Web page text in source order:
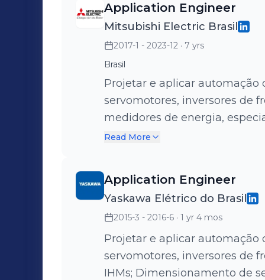
Application Engineer
Mitsubishi Electric Brasil
2017-1 - 2023-12 · 7 yrs
Brasil
Projetar e aplicar automação
servomotores, inversores de
medidores de energia,
fabricantes de máquinas
interna, comercial e
de máquina, distribuidores,
Visitas Técnicas para startup
e manutenções
técnicos dedicados a
desenvolvimento de
Read More
Application Engineer
Yaskawa Elétrico do Brasil
2015-3 - 2016-6 · 1 yr 4 mos
Projetar e aplicar automação
servomotores, inversores de
IHMs; Dimensionamento de